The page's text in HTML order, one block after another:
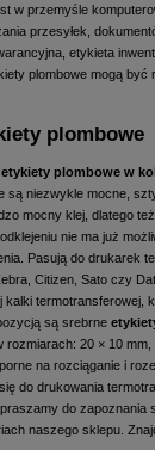
w przemyśle
przesyłek,
etykieta
plombowe mogą
plombowe
etykiety plombowe w
są niezwykle mocne,
mocny klej, dlatego
nie ma już
Pasują do drukarek
Citizen, Sato czy
kalki termotransferowej,
są srebrne
rozmiarach: 20 × 10
na rozciąganie i
do drukowania
do zapoznania
naszego sklepu.